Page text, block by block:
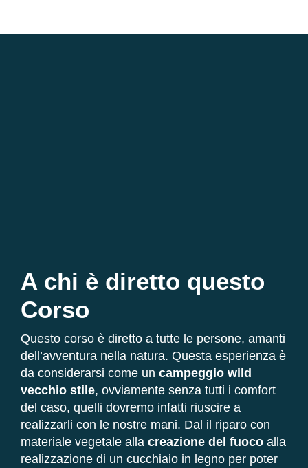
A chi è diretto questo
Corso
Questo corso è diretto a tutte le persone, amanti
dell’avventura nella natura. Questa esperienza è
da considerarsi come un campeggio wild
vecchio stile, ovviamente senza tutti i comfort
del caso, quelli dovremo infatti riuscire a
realizzarli con le nostre mani. Dal il riparo con
materiale vegetale alla creazione del fuocoalla
realizzazione di un cucchiaio in legno per poter